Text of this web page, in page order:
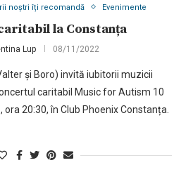
noștri îți recomandă Evenimente
la Constanța
Lup 08/11/2022
și Boro) invită iubitorii muzicii
caritabil Music for Autism 10
20:30, în Club Phoenix Constanța.